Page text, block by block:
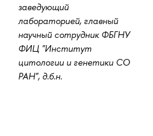
заведующий
лабораторией, главный
научный сотрудник ФБГНУ
ФИЦ "Институт
цитологии и генетики СО
РАН", д.б.н.